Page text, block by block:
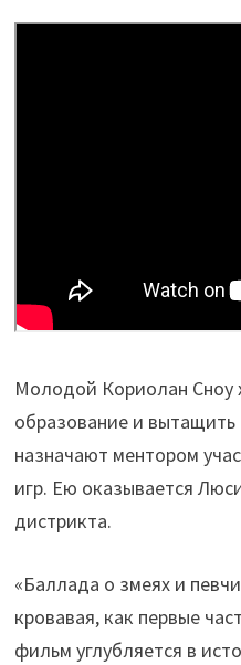
Молодой Кориолан Сноу
образование и
назначают ментором
игр. Ею оказывается
дистрикта.
«Баллада о змеях и
кровавая, как первые
фильм углубляется в